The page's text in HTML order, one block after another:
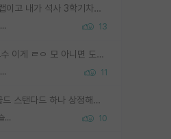
가지마라. 신생랩이고 내가 석사 3학기차인데 최고참인데 나도 아무것도 모르는데 교수가 후배들 왜 논문 교육 안시키냐. 논문 왜 안 써오냐 닦달한다
신생랩가지말라는 이유가 있었구나 13
신생랩+젊은 교수 이게 ㄹㅇ 모 아니면 도인듯.
신생랩가지말라는 이유가 있었구나 11
ML 대부분이 골드 스탠다드 하나 상정해놓고 (벤치마크 데이터셋이 여러 개면 여러 개 상정) 그거 얼마나 잘 맞추나 싸움임 가끔 번뜩이는 설계 철학을 보여주는 논문들도 있지만 대부분 그거 성적 얼마나 더 올리느라에 혈안이 되어 있는 측면이 잇음
AI 학회들 거품 슬슬 지적이 나오네요 10